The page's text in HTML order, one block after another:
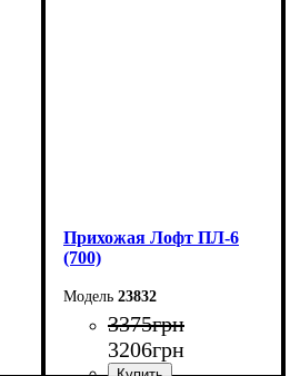
Прихожая Лофт ПЛ-6
(700)
23832
3375грн
3206грн